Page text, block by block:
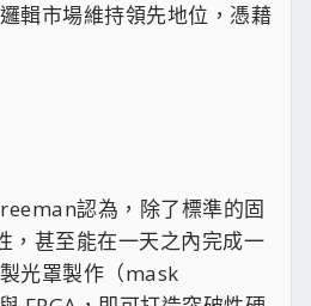
輯市場維持領先地位，憑藉
認為，除了標準的固
，甚至能在一天之內完成一
光罩製作（mask